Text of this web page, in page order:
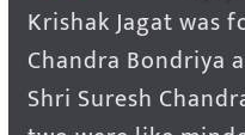
Krishak Jagat was
Chandra Bondriya
Shri Suresh